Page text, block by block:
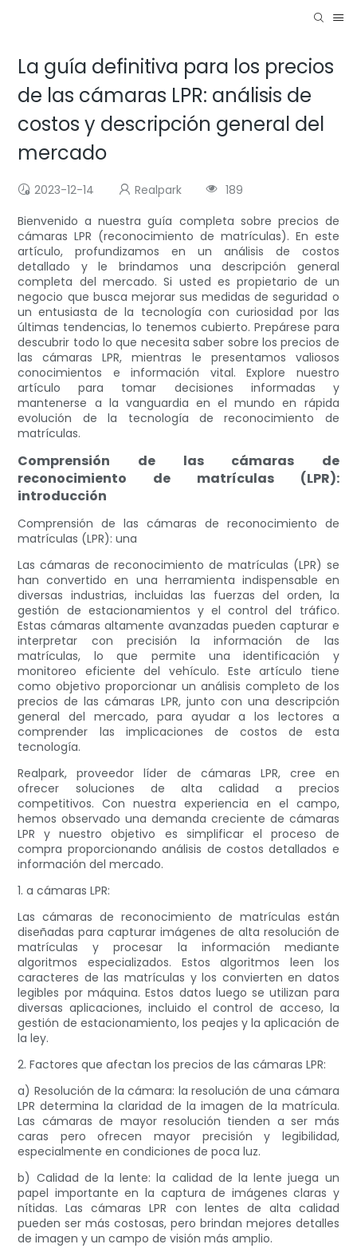
La guía definitiva para los precios
de las cámaras LPR: análisis de
costos y descripción general del
mercado
2023-12-14 Realpark
189
Bienvenido a nuestra guía completa sobre precios de
cámaras LPR (reconocimiento de matrículas). En este
artículo, profundizamos en un análisis de costos
detallado y le brindamos una descripción general
completa del mercado. Si usted es propietario de un
negocio que busca mejorar sus medidas de seguridad o
un entusiasta de la tecnología con curiosidad por las
últimas tendencias, lo tenemos cubierto. Prepárese para
descubrir todo lo que necesita saber sobre los precios de
las cámaras LPR, mientras le presentamos valiosos
conocimientos e información vital. Explore nuestro
artículo para tomar decisiones informadas y
mantenerse a la vanguardia en el mundo en rápida
evolución de la tecnología de reconocimiento de
matrículas.
Comprensión de las cámaras de
reconocimiento de matrículas (LPR):
introducción
Comprensión de las cámaras de reconocimiento de
matrículas (LPR): una
Las cámaras de reconocimiento de matrículas (LPR) se
han convertido en una herramienta indispensable en
diversas industrias, incluidas las fuerzas del orden, la
gestión de estacionamientos y el control del tráfico.
Estas cámaras altamente avanzadas pueden capturar e
interpretar con precisión la información de las
matrículas, lo que permite una identificación y
monitoreo eficiente del vehículo. Este artículo tiene
como objetivo proporcionar un análisis completo de los
precios de las cámaras LPR, junto con una descripción
general del mercado, para ayudar a los lectores a
comprender las implicaciones de costos de esta
tecnología.
Realpark, proveedor líder de cámaras LPR, cree en
ofrecer soluciones de alta calidad a precios
competitivos. Con nuestra experiencia en el campo,
hemos observado una demanda creciente de cámaras
LPR y nuestro objetivo es simplificar el proceso de
compra proporcionando análisis de costos detallados e
información del mercado.
1. a cámaras LPR:
Las cámaras de reconocimiento de matrículas están
diseñadas para capturar imágenes de alta resolución de
matrículas y procesar la información mediante
algoritmos especializados. Estos algoritmos leen los
caracteres de las matrículas y los convierten en datos
legibles por máquina. Estos datos luego se utilizan para
diversas aplicaciones, incluido el control de acceso, la
gestión de estacionamiento, los peajes y la aplicación de
la ley.
2. Factores que afectan los precios de las cámaras LPR:
a) Resolución de la cámara: la resolución de una cámara
LPR determina la claridad de la imagen de la matrícula.
Las cámaras de mayor resolución tienden a ser más
caras pero ofrecen mayor precisión y legibilidad,
especialmente en condiciones de poca luz.
b) Calidad de la lente: la calidad de la lente juega un
papel importante en la captura de imágenes claras y
nítidas. Las cámaras LPR con lentes de alta calidad
pueden ser más costosas, pero brindan mejores detalles
de imagen y un campo de visión más amplio.